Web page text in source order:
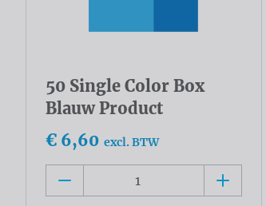
50 Single Color Box
Blauw Product
€ 6,60 excl. BTW